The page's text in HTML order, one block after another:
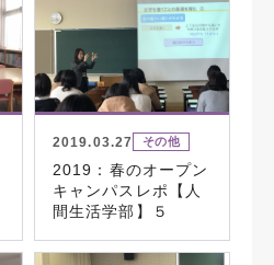
2019.03.27 その他
2019：春のオープン
キャンパスレポ【人
間生活学部】５